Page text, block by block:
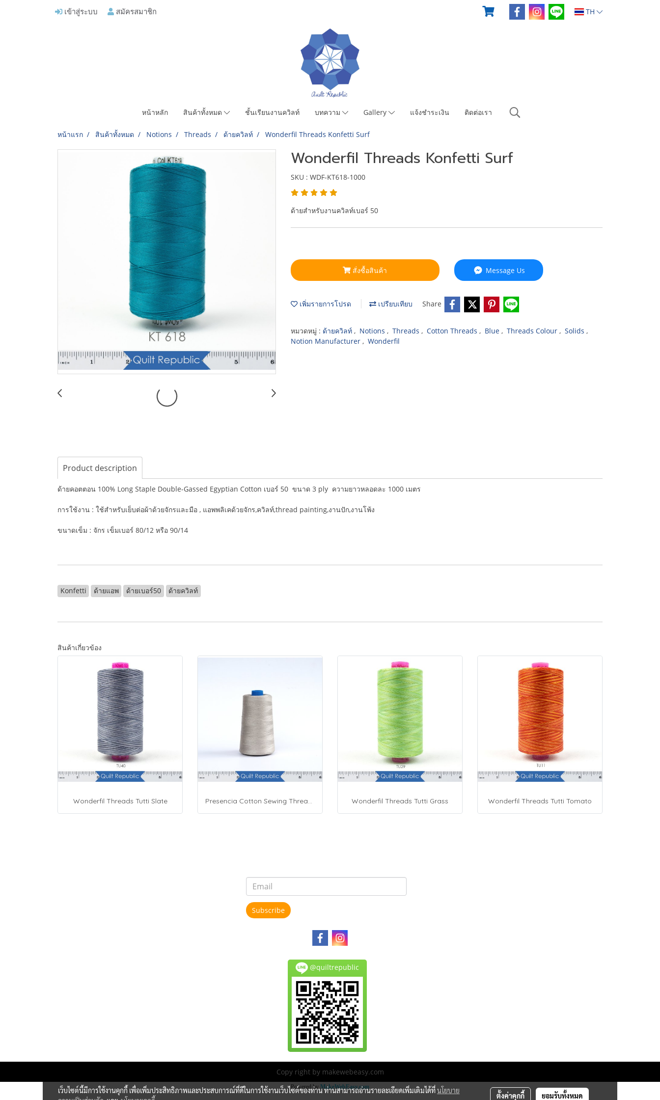
เข้าสู่ระบบ สมัครสมาชิก TH
หน้าหลัก สินค้าทั้งหมด ชั้นเรียนงานควิลท์ บทความ Gallery แจ้งชำระเงิน ติดต่อเรา
หน้าแรก สินค้าทั้งหมด Notions Threads ด้ายควิลท์ Wonderfil Threads Konfetti Surf
Wonderfil Threads Konfetti Surf
SKU : WDF-KT618-1000
ด้ายสำหรับงานควิลท์เบอร์ 50
สั่งซื้อสินค้า Message Us
เพิ่มรายการโปรด เปรียบเทียบ Share
หมวดหมู่ : ด้ายควิลท์ , Notions , Threads , Cotton Threads , Blue , Threads Colour , Solids ,
Notion Manufacturer , Wonderfil
Product description
ด้ายคอตตอน 100% Long Staple Double-Gassed Egyptian Cotton เบอร์ 50 ขนาด 3 ply ความยาวหลอดละ 1000 เมตร
การใช้งาน : ใช้สำหรับเย็บต่อผ้าด้วยจักรและมือ , แอพพลิเคด้วยจักร,ควิลท์,thread painting,งานปัก,งานโพ้ง
ขนาดเข็ม : จักร เข็มเบอร์ 80/12 หรือ 90/14
Konfetti ด้ายแอพ ด้ายเบอร์50 ด้ายควิลท์
สินค้าเกี่ยวข้อง
Wonderfil Threads Tutti Slate Presencia Cotton Sewing Thread 3-ply 60wt 4882 Yards Grey Wonderfil Threads Tutti Grass Wonderfil Threads Tutti Tomato
Subscribe
@quiltrepublic
Copy right by makewebeasy.com
Powered by MakeWebEasy.com
เว็บไซต์นี้มีการใช้งานคุกกี้ เพื่อเพิ่มประสิทธิภาพและประสบการณ์ที่ดีในการใช้งานเว็บไซต์ของท่าน ท่านสามารถอ่านรายละเอียดเพิ่มเติมได้ที่นโยบาย
ตั้งค่าคุกกี้ ยอมรับทั้งหมด